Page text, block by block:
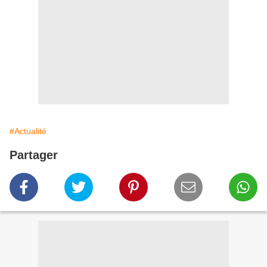
#Actualité
Partager